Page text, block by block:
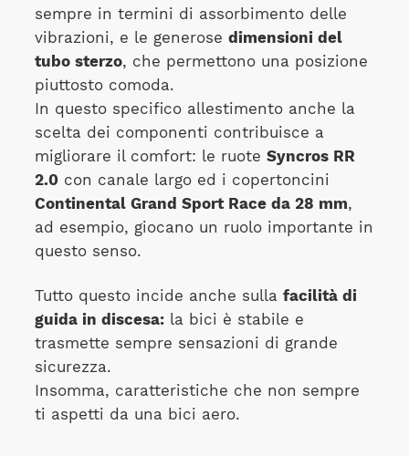
sempre in termini di assorbimento delle
vibrazioni, e le generose dimensioni del
tubo sterzo, che permettono una posizione
piuttosto comoda.
In questo specifico allestimento anche la
scelta dei componenti contribuisce a
migliorare il comfort: le ruote Syncros RR
2.0 con canale largo ed i copertoncini
Continental Grand Sport Race da 28 mm,
ad esempio, giocano un ruolo importante in
questo senso.
Tutto questo incide anche sulla facilità di
guida in discesa:la bici è stabile e
trasmette sempre sensazioni di grande
sicurezza.
Insomma, caratteristiche che non sempre
ti aspetti da una bici aero.